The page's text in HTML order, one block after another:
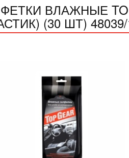
ВЛАЖНЫЕ
(30 ШТ) 48039/